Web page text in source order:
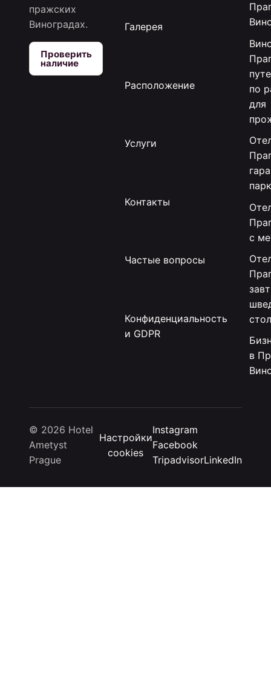
пражских
Виноградах.
Проверить
наличие
Галерея
Расположение
Услуги
Контакты
Частые вопросы
Конфиденциальность
и GDPR
по
для
с
в
© 2026 Hotel
Ametyst
Prague
Настройки
cookies
Instagram
Facebook
TripadvisorLinkedIn